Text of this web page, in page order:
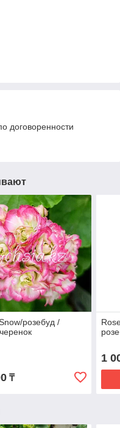
договоренности
розебуд /
₸
1